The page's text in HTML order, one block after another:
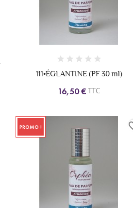
111•ÉGLANTINE (PF 30 ml)
16,50 € TTC
PROMO !